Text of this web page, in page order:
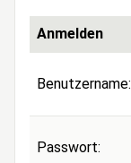
Anmelden
Benutzername:
Passwort: